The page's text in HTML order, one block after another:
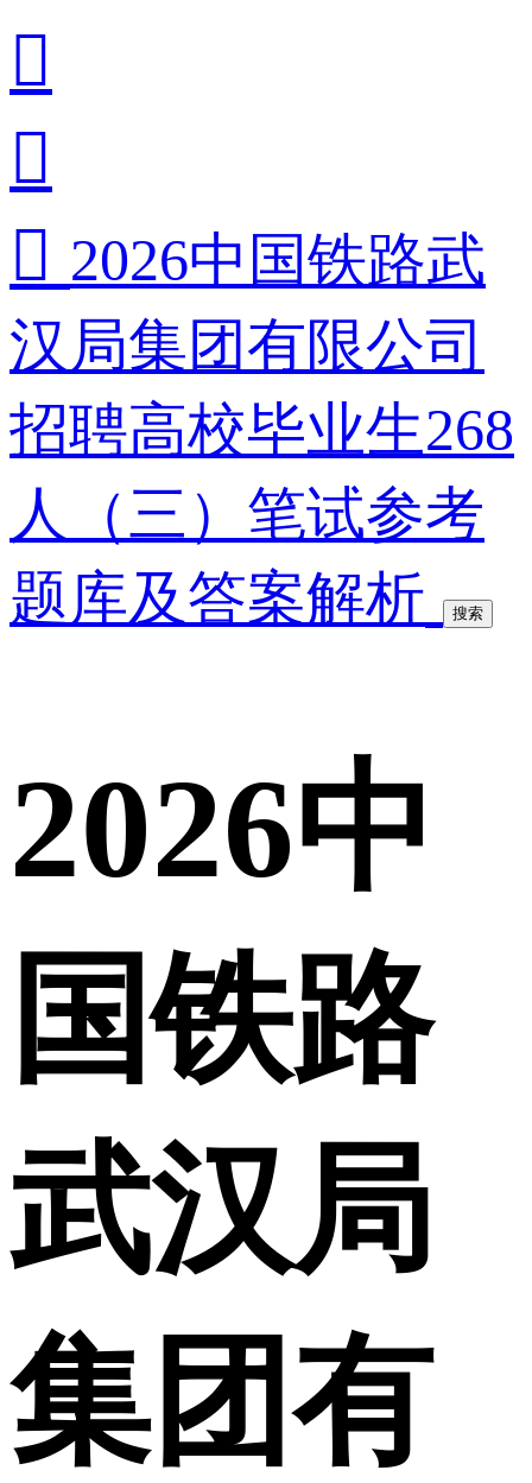


 2026中国铁路武
汉局集团有限公司
招聘高校毕业生268
人（三）笔试参考
题库及答案解析
搜索
2026中
国铁路
武汉局
集团有